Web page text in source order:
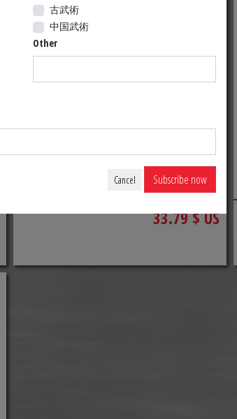
COMPETITION WTF TKD GLOVES
33.79 $ US
古武術
中国武術
Other
Cancel Subscribe now